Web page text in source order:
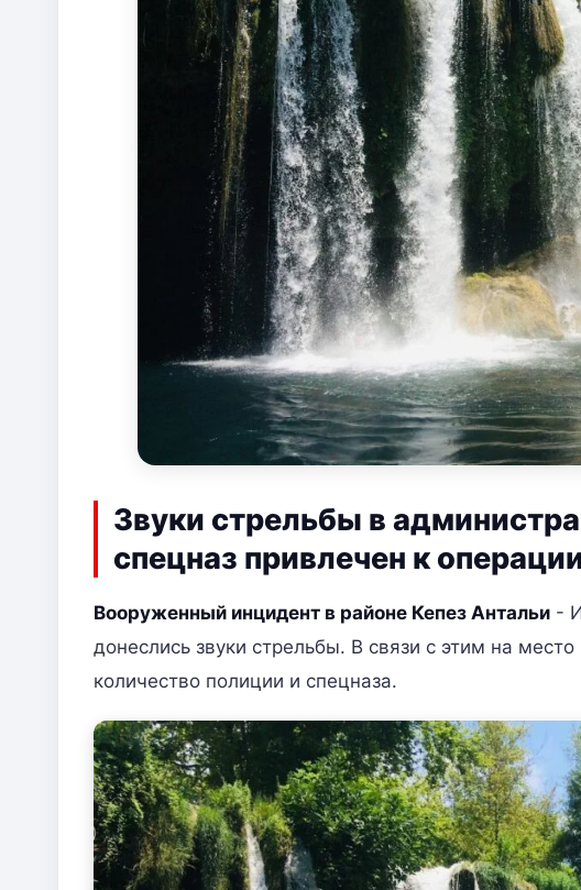
Звуки стрельбы в
спецназ привлечен к
Вооруженный инцидент в районе Кепез Антальи -
донеслись звуки стрельбы. В связи с этим на
количество полиции и спецназа.